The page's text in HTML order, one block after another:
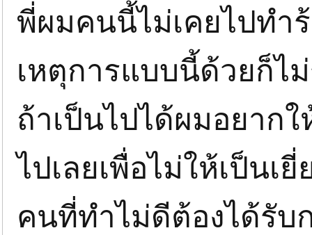
พี่ผมคนนี้ไม่เคยไปทำ
เหตุการแบบนี้ด้วยก็ไ
ถ้าเป็นไปได้ผมอยาก
ไปเลยเพื่อไม่ให้เป็นเ
คนที่ทำไม่ดีต้องได้รับ